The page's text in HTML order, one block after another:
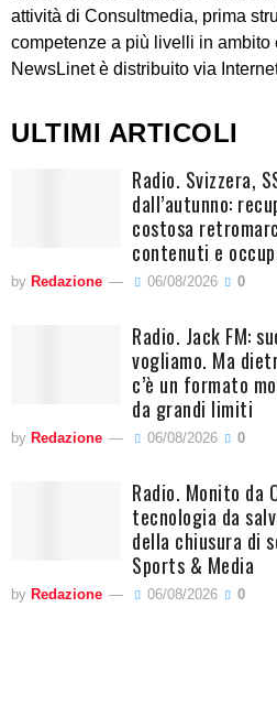
attività di Consultmedia, prima
competenze a più livelli in ambito
NewsLinet è distribuito via
ULTIMI ARTICOLI
Radio. Svizzera,
dall’autunno:
costosa
contenuti e
by Redazione 06/08/2026 0
Radio. Jack FM:
vogliamo. Ma
c’è un formato
da grandi limiti
by Redazione 06/08/2026 0
Radio. Monito da
tecnologia da
della chiusura di
Sports & Media
by Redazione 06/08/2026 0